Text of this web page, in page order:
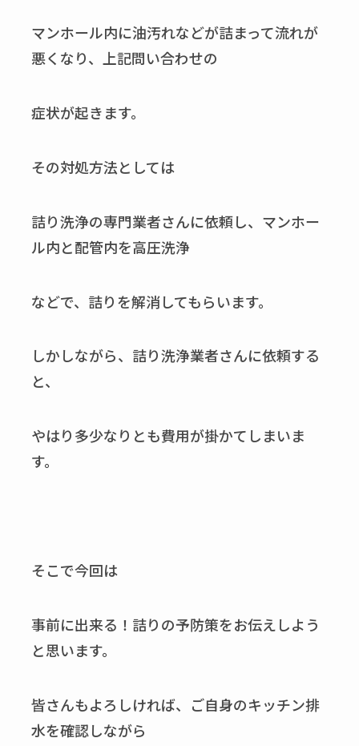
マンホール内に油汚れなどが詰まって流れが
悪くなり、上記問い合わせの
症状が起きます。
その対処方法としては
詰り洗浄の専門業者さんに依頼し、マンホー
ル内と配管内を高圧洗浄
などで、詰りを解消してもらいます。
しかしながら、詰り洗浄業者さんに依頼する
と、
やはり多少なりとも費用が掛かてしまいま
す。
そこで今回は
事前に出来る！詰りの予防策をお伝えしよう
と思います。
皆さんもよろしければ、ご自身のキッチン排
水を確認しながら